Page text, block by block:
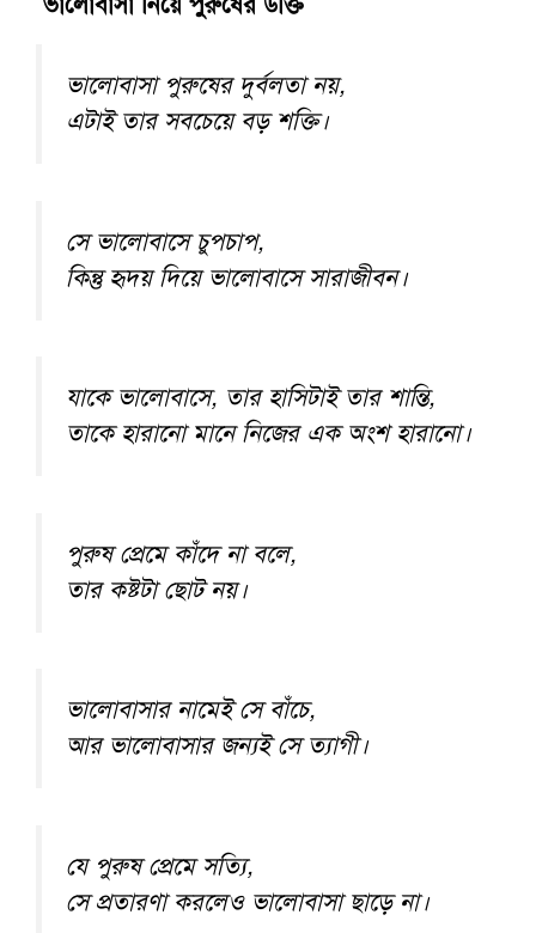
ভালোবাসা পুরুষের দুর্বলতা নয়,
এটাই তার সবচেয়ে বড় শক্তি।
সে ভালোবাসে চুপচাপ,
কিন্তু হৃদয় দিয়ে ভালোবাসে সারাজীবন।
যাকে ভালোবাসে, তার হাসিটাই তার শান্তি,
তাকে হারানো মানে নিজের এক অংশ হারানো।
পুরুষ প্রেমে কাঁদে না বলে,
তার কষ্টটা ছোট নয়।
ভালোবাসার নামেই সে বাঁচে,
আর ভালোবাসার জন্যই সে ত্যাগী।
যে পুরুষ প্রেমে সত্যি,
সে প্রতারণা করলেও ভালোবাসা ছাড়ে না।